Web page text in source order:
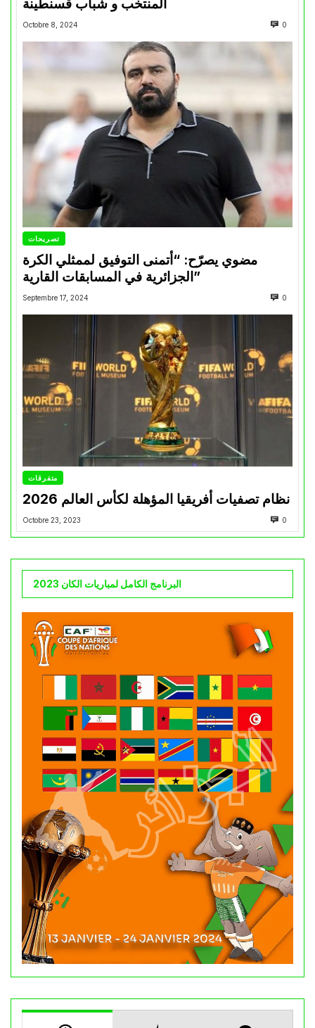
المنتخب و شباب قسنطينة
Octobre 8, 2024 0
تصريحات
مضوي يصرّح: “أتمنى التوفيق لممثلي الكرة
الجزائرية في المسابقات القارية”
Septembre 17, 2024 0
متفرقات
نظام تصفيات أفريقيا المؤهلة لكأس العالم 2026
Octobre 23, 2023 0
البرنامج الكامل لمباريات الكان 2023